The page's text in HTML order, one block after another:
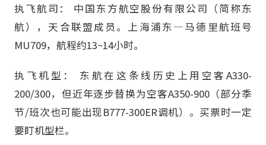
执飞航司： 中国东方航空股份有限公司（简称东
航），天合联盟成员。上海浦东—马德里航班号
MU709，航程约13~14小时。
执飞机型： 东航在这条线历史上用空客A330-
200/300，但近年逐步替换为空客A350-900（部分季
节/班次也可能出现B777-300ER调机）。买票时一定
要盯机型栏。